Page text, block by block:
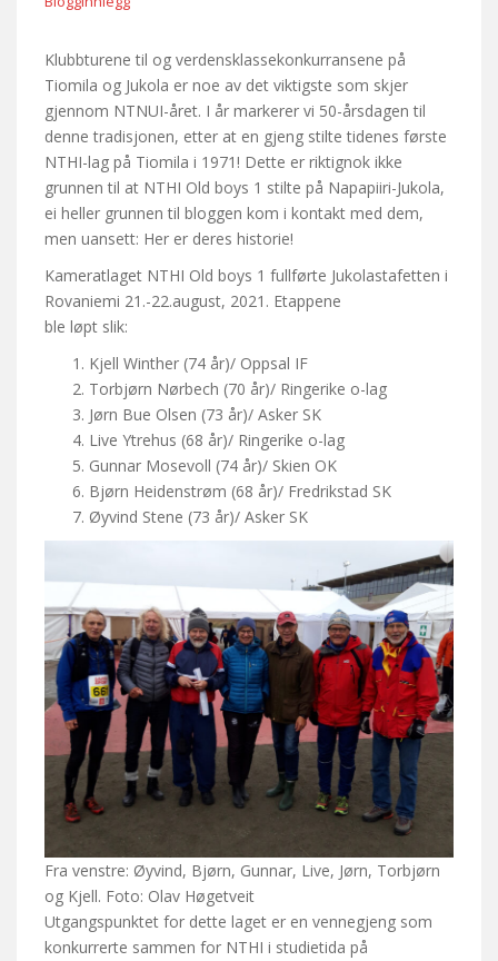
Klubbturene til og verdensklassekonkurransene på
Tiomila og Jukola er noe av det viktigste som skjer
gjennom NTNUI-året. I år markerer vi 50-årsdagen til
denne tradisjonen, etter at en gjeng stilte tidenes første
NTHI-lag på Tiomila i 1971! Dette er riktignok ikke
grunnen til at NTHI Old boys 1 stilte på Napapiiri-Jukola,
ei heller grunnen til bloggen kom i kontakt med dem,
men uansett: Her er deres historie!
Kameratlaget NTHI Old boys 1 fullførte Jukolastafetten i
Rovaniemi 21.-22.august, 2021. Etappene
ble løpt slik:
Kjell Winther (74 år)/ Oppsal IF
Torbjørn Nørbech (70 år)/ Ringerike o-lag
Jørn Bue Olsen (73 år)/ Asker SK
Live Ytrehus (68 år)/ Ringerike o-lag
Gunnar Mosevoll (74 år)/ Skien OK
Bjørn Heidenstrøm (68 år)/ Fredrikstad SK
Øyvind Stene (73 år)/ Asker SK
Fra venstre: Øyvind, Bjørn, Gunnar, Live, Jørn, Torbjørn
og Kjell. Foto: Olav Høgetveit
Utgangspunktet for dette laget er en vennegjeng som
konkurrerte sammen for NTHI i studietida på